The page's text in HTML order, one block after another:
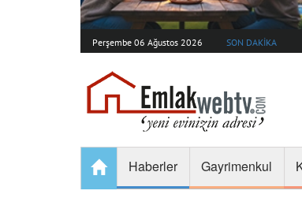
Perşembe 06 Ağustos 2026 SON DAKİKA
Haberler Gayrimenkul